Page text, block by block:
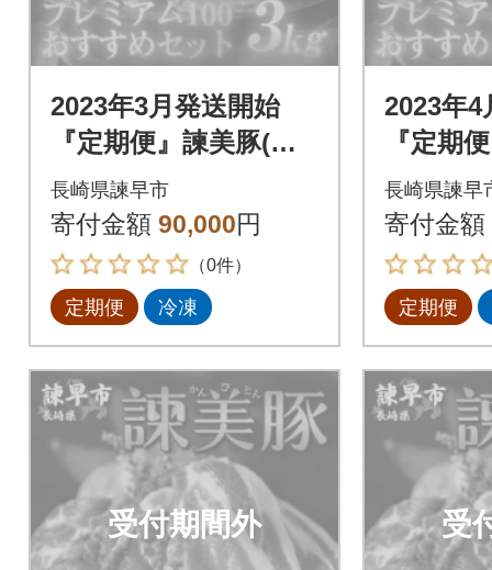
2023年3月発送開始
『定期便』諫美豚(か
んびとん)プレミアム
100おすすめセット3k
g 全3回
長崎県諫早市
寄付金額 90,000円
（0件）
定期便 冷凍
2023年4
『定期
んびと
100おす
g 全3回
長崎県諫早
寄付金額
定期便
受付期間外 受